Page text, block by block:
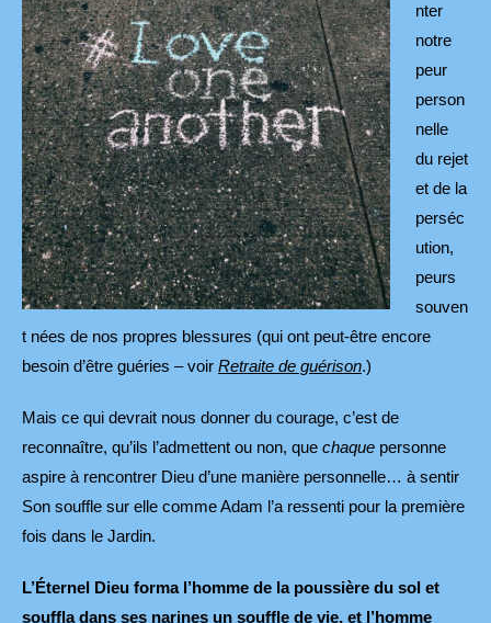
nter
notre
peur
person
nelle
du rejet
et de la
perséc
ution,
peurs
souven
t nées de nos propres blessures (qui ont peut-être encore
besoin d’être guéries – voir Retraite de guérison.)
Mais ce qui devrait nous donner du courage, c’est de
reconnaître, qu’ils l’admettent ou non, que chaque personne
aspire à rencontrer Dieu d’une manière personnelle… à sentir
Son souffle sur elle comme Adam l’a ressenti pour la première
fois dans le Jardin.
L’Éternel Dieu forma l’homme de la poussière du sol et
souffla dans ses narines un souffle de vie, et l’homme